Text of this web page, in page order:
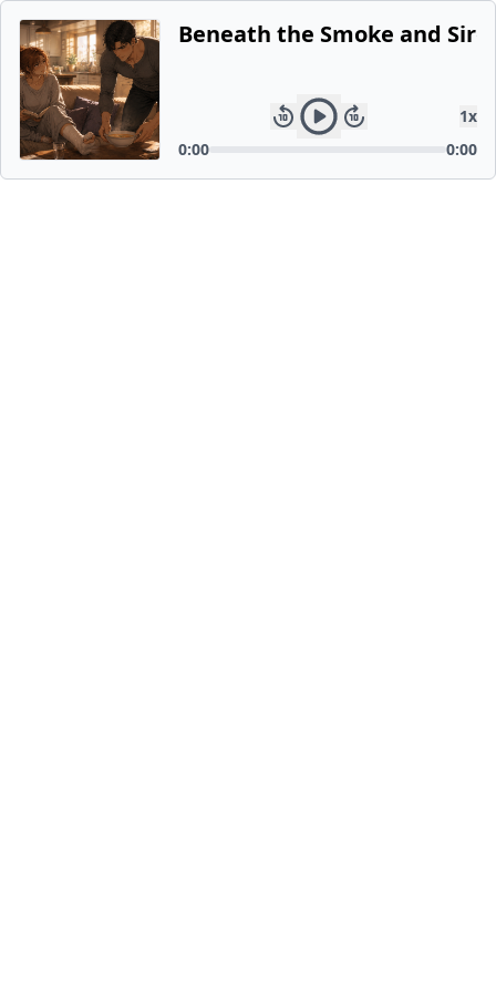
Beneath the Smoke and
1x
0:00
0:00